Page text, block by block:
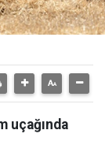
uçağında